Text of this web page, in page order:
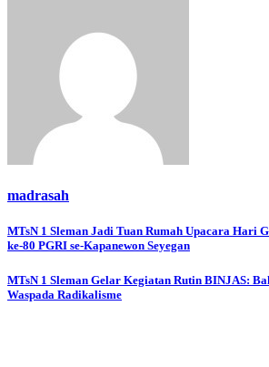
madrasah
Navigasi
MTsN 1 Sleman Jadi Tuan Rumah Upacara Hari
ke-80 PGRI se-Kapanewon Seyegan
MTsN 1 Sleman Gelar Kegiatan Rutin BINJAS:
Waspada Radikalisme